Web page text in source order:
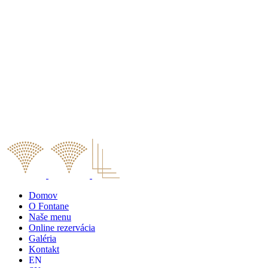
Domov
O Fontane
Naše menu
Online rezervácia
Galéria
Kontakt
EN